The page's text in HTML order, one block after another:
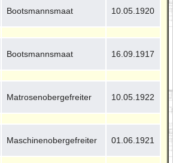
Bootsmannsmaat 10.05.1920
Bootsmannsmaat 16.09.1917
Matrosenobergefreiter 10.05.1922
Maschinenobergefreiter 01.06.1921